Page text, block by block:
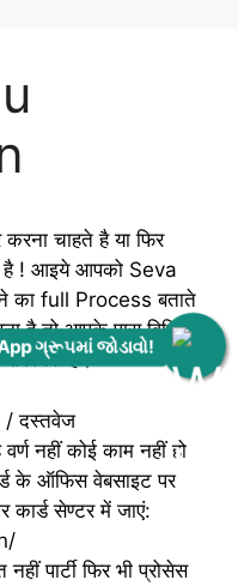
चाहते है या फिर
है ! आइये आपको Seva
full Process बताते
है तो आपके पास विभिन
आवश्यक है।
दस्तवेज
नहीं कोई काम नहीं हो
के ऑफिस वेबसाइट पर
कार्ड सेण्टर में जाएं:
पार्टी फिर भी प्रोसेस
ગ્રૂપમાં જોડાવો!